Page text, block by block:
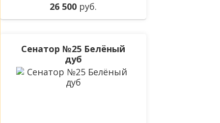
26 500 руб.
Сенатор №25 Белёный
дуб